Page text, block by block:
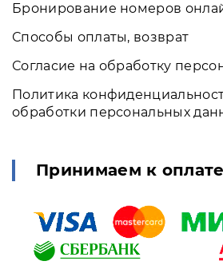
Бронирование номеров
Способы оплаты, возврат
Согласие на обработку
Политика
обработки персональных
Принимаем к оплате